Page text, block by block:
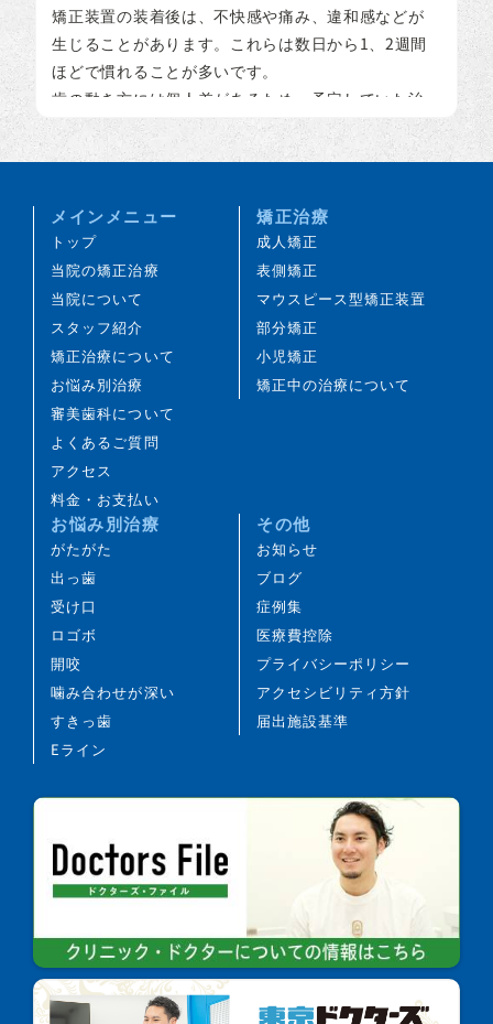
矯正装置の装着後は、不快感や痛み、違和感などが
生じることがあります。これらは数日から1、2週間
ほどで慣れることが多いです。
歯の動き方には個人差があるため、予定していた治
療期間が延長する可能性があります。
装置の使用状況、顎間ゴムの使用状況、定期的な通
果や治療期間に影響が出ることがあります。
治療中は装置により歯みがきがしにくくなるため、
虫歯や歯周病のリスクが高まることがあります。丁
寧な歯みがきや定期的なメインテナンスが重要で
す。また、歯の移動に伴い、これまで見えにくかっ
た虫歯が見つかることがあります。
歯を動かすことにより、歯根が吸収して短くなるこ
とがあります。また、歯ぐきがやせて下がることが
あります。
ごくまれに、歯が骨と癒着していて動かないことが
あります。
ごくまれに、歯の移動に伴って歯の神経に影響が及
び、失活することがあります。
治療途中に金属等のアレルギー症状が出ることがあ
治療中に、顎関節で音がする、あごが痛む、口が開
けにくいなどの顎関節症状が生じることがありま
す。
治療経過や歯の反応などにより、当初予定していた
治療計画を変更する可能性があります。
歯の形の修正や、咬み合わせの微調整を行う可能性
矯正装置を誤飲する可能性があります。
装置を外す際に、エナメル質に微小な亀裂が入る可
能性や、かぶせ物（補綴物）の一部が破損する可能
性があります。
装置を外した後、保定装置を指示どおり使用しない
場合、後戻りが生じる可能性が高くなります。
装置を外した後、現在の咬み合わせに合わせて、か
ぶせ物（補綴物）や虫歯治療後の修復物などをやり
メインメニュー
トップ
当院の矯正治療
当院について
スタッフ紹介
矯正治療について
お悩み別治療
審美歯科について
よくあるご質問
アクセス
料金・お支払い
矯正治療
成人矯正
表側矯正
マウスピース型矯正装置
部分矯正
小児矯正
矯正中の治療について
お悩み別治療
がたがた
出っ歯
受け口
ロゴボ
開咬
噛み合わせが深い
すきっ歯
Eライン
その他
お知らせ
ブログ
症例集
医療費控除
プライバシーポリシー
アクセシビリティ方針
届出施設基準